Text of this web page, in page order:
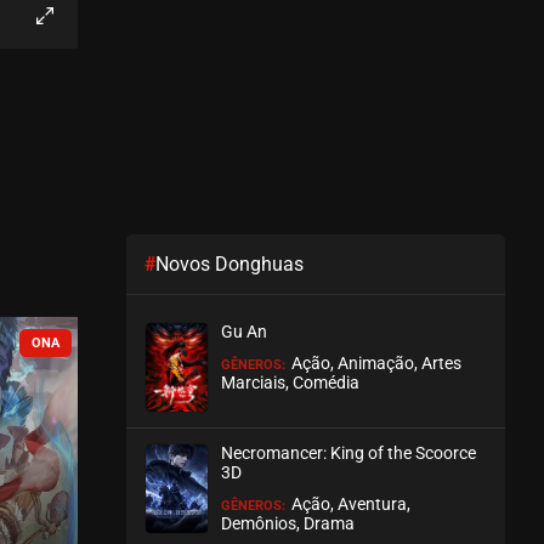
EPISÓDIO 341-342
ASSISTIDO
EPISÓDIO 337-338
COMPLETO
#Novos Donghuas
Gu An
GÊNEROS: Ação, Animação, Artes
Marciais, Comédia
Necromancer: King of the Scoorce
3D
GÊNEROS: Ação, Aventura,
Demônios, Drama